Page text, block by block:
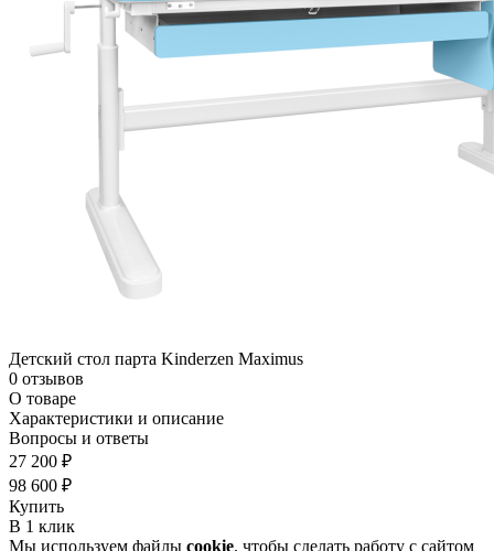
Детский стол парта Kinderzen Maximus
0 отзывов
О товаре
Характеристики и описание
Вопросы и ответы
27 200 ₽
98 600 ₽
Купить
В 1 клик
Мы используем файлы cookie, чтобы сделать работу с сайтом